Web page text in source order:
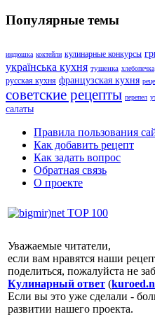
Популярные темы
индюшка коктейли кулинарные конкурсы
українська кухня тушенка хлебопечка
русская кухня французская кухня
советские рецепты перепел
салаты
Правила пользования
Как добавить рецепт
Как задать вопрос
Обратная связь
О проекте
Уважаемые читатели,
если вам нравятся наши
поделиться, пожалуйста не
Кулинарный ответ (
Если вы это уже сделали -
развитии нашего проекта.